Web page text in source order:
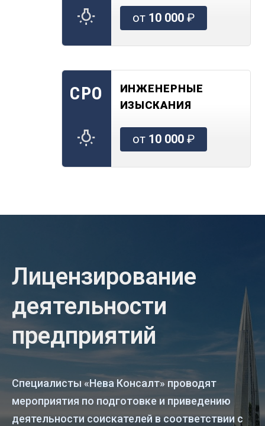
от 10 000₽
СРО
ИНЖЕНЕРНЫЕ
ИЗЫСКАНИЯ
от 10 000₽
Лицензирование
деятельности
предприятий
Специалисты «Нева Консалт» проводят
мероприятия по подготовке и приведению
деятельности соискателей в соответствии с